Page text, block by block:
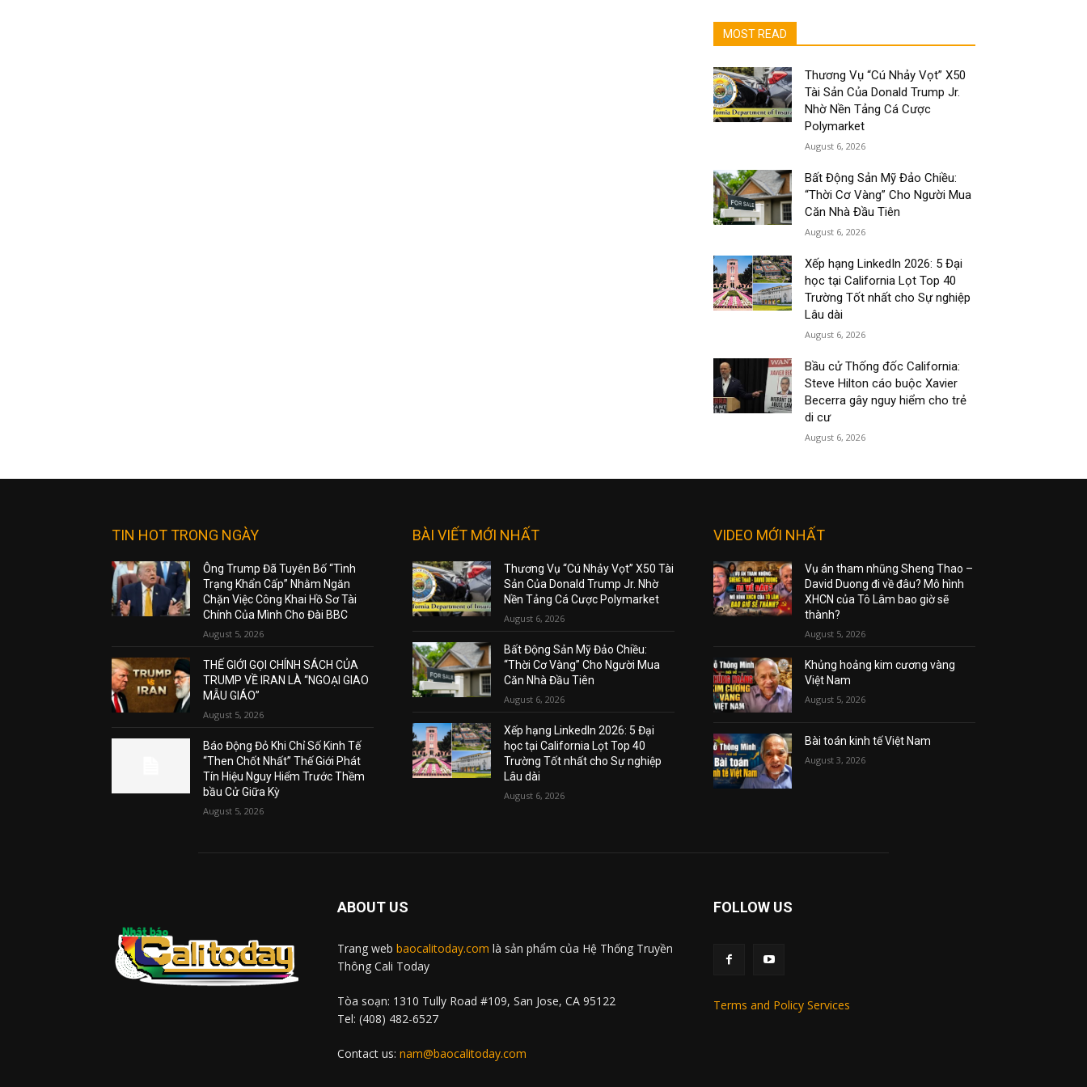
MOST READ
Thương Vụ “Cú Nhảy Vọt” X50
Tài Sản Của Donald Trump Jr.
Nhờ Nền Tảng Cá Cược
Polymarket
August 6, 2026
Bất Động Sản Mỹ Đảo Chiều:
“Thời Cơ Vàng” Cho Người Mua
Căn Nhà Đầu Tiên
August 6, 2026
Xếp hạng LinkedIn 2026: 5 Đại
học tại California Lọt Top 40
Trường Tốt nhất cho Sự nghiệp
Lâu dài
August 6, 2026
Bầu cử Thống đốc California:
Steve Hilton cáo buộc Xavier
Becerra gây nguy hiểm cho trẻ
di cư
August 6, 2026
TIN HOT TRONG NGÀY
Ông Trump Đã Tuyên Bố “Tình
Trạng Khẩn Cấp” Nhằm Ngăn
Chặn Việc Công Khai Hồ Sơ Tài
Chính Của Mình Cho Đài BBC
August 5, 2026
THẾ GIỚI GỌI CHÍNH SÁCH CỦA
TRUMP VỀ IRAN LÀ “NGOẠI GIAO
MẪU GIÁO”
August 5, 2026
Báo Động Đỏ Khi Chỉ Số Kinh Tế
“Then Chốt Nhất” Thế Giới Phát
Tín Hiệu Nguy Hiểm Trước Thềm
bầu Cử Giữa Kỳ
August 5, 2026
BÀI VIẾT MỚI NHẤT
Thương Vụ “Cú Nhảy Vọt” X50 Tài
Sản Của Donald Trump Jr. Nhờ
Nền Tảng Cá Cược Polymarket
August 6, 2026
Bất Động Sản Mỹ Đảo Chiều:
“Thời Cơ Vàng” Cho Người Mua
Căn Nhà Đầu Tiên
August 6, 2026
Xếp hạng LinkedIn 2026: 5 Đại
học tại California Lọt Top 40
Trường Tốt nhất cho Sự nghiệp
Lâu dài
August 6, 2026
VIDEO MỚI NHẤT
Vụ án tham nhũng Sheng Thao –
David Duong đi về đâu? Mô hình
XHCN của Tô Lâm bao giờ sẽ
thành?
August 5, 2026
Khủng hoảng kim cương vàng
Việt Nam
August 5, 2026
Bài toán kinh tế Việt Nam
August 3, 2026
ABOUT US
Trang web baocalitoday.com là sản phẩm của Hệ Thống Truyền
Thông Cali Today
Tòa soạn: 1310 Tully Road #109, San Jose, CA 95122
Tel: (408) 482-6527
Contact us: nam@baocalitoday.com
FOLLOW US
Terms and Policy Services